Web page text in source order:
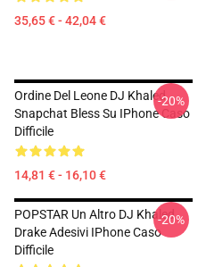
35,65 € - 42,04 €
Ordine Del Leone DJ Khaled
Snapchat Bless Su IPhone Caso
Difficile
14,81 € - 16,10 €
-20%
POPSTAR Un Altro DJ Khaled
Drake Adesivi IPhone Caso
Difficile
-20%